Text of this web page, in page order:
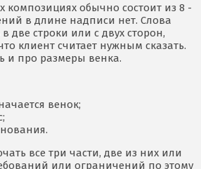
композициях обычно состоит из 8 -
в длине надписи нет. Слова
две строки или с двух сторон,
клиент считает нужным сказать.
и про размеры венка.
венок;
все три части, две из них или
или ограничений по этому